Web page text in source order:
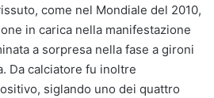
come nel Mondiale del 2010,
in carica nella manifestazione
a sorpresa nella fase a gironi
Da calciatore fu inoltre
siglando uno dei quattro